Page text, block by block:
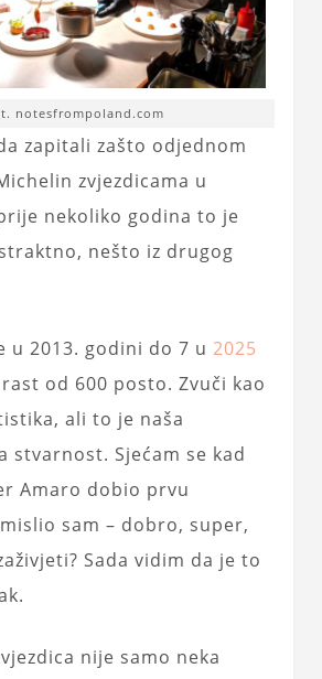
notesfrompoland.com
zapitali zašto odjednom
zvjezdicama u
nekoliko godina to je
nešto iz drugog
u 2013. godini do 7 u 2025
od 600 posto. Zvuči kao
ali to je naša
stvarnost. Sjećam se kad
Amaro dobio prvu
sam – dobro, super,
Sada vidim da je to
nije samo neka